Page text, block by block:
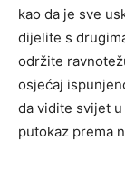
kao da je sve
dijelite s
održite
osjećaj
da vidite svijet
putokaz prema